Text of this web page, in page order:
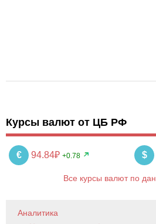
Курсы валют от ЦБ РФ
€ 94.84₽ +0.78 $
Все курсы валют по
Аналитика